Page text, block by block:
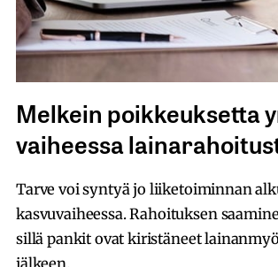
Melkein poikkeuksetta
vaiheessa
Tarve voi syntyä jo liiketoiminnan
kasvuvaiheessa. Rahoituksen
sillä pankit ovat kiristäneet
jälkeen.